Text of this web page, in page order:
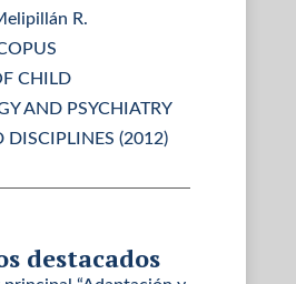
R.
CHILD
AND PSYCHIATRY
DISCIPLINES (2012)
destacados